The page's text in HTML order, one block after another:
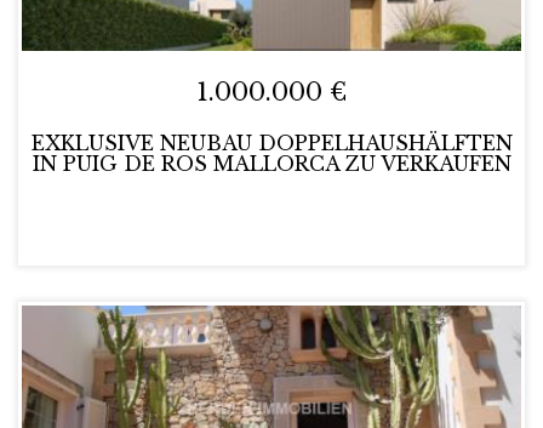
1.000.000 €
EXKLUSIVE NEUBAU DOPPELHAUSHÄLFTEN
IN PUIG DE ROS MALLORCA ZU VERKAUFEN